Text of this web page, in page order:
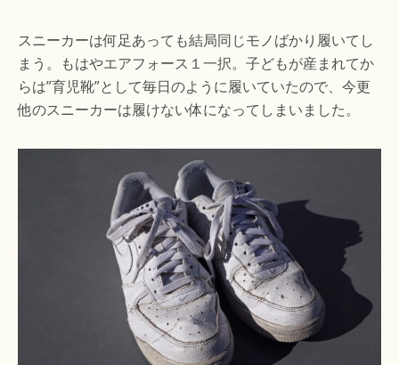
スニーカーは何足あっても結局同じモノばかり履いてし
まう。もはやエアフォース１一択。子どもが産まれてか
らは”育児靴”として毎日のように履いていたので、今更
他のスニーカーは履けない体になってしまいました。